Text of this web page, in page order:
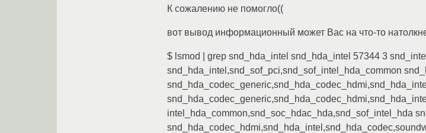
К сожалению не помогло((
вот вывод информационный может Вас на что-то
$ lsmod | grep snd_hda_intel snd_hda_intel 57344 3
snd_hda_intel,snd_sof_pci,snd_sof_intel_hda_common
intel_hda_common,snd_soc_hdac_hda,snd_sof_intel_hda